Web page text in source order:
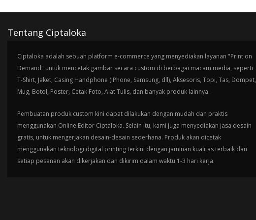
Tentang Ciptaloka
Ciptaloka adalah sebuah platform e-commerce yang menyediakan layanan "Print on
Demand" untuk mencetak gambar secara custom di berbagai macam media, seperti
T-Shirt, Jaket, Casing Handphone (iPhone, Samsung, dll), Aksesoris, Topi, Tas, Dompet,
Mug, Botol, Poster, Cetak Foto, Alat Tulis, dan banyak produk lainnya.
Pembuatan produk custom kini dapat dilakukan dengan mudah dan praktis
menggunakan Online Editor Ciptaloka. Selain itu, kami juga menyediakan jasa desain
gratis, untuk mengerjakan desain-desain sederhana. Produk akan dicetak
menggunakan teknologi digital printing terkini dengan jaminan kualitas terbaik dan
setiap pesanan akan dikerjakan dan dikirim dalam waktu 1-3 hari kerja.